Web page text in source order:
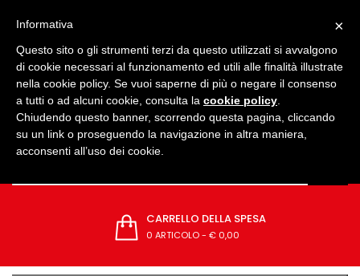
CARRELLO DELLA SPESA
0 ARTICOLO- € 0,00
×
Informativa
Questo sito o gli strumenti terzi da questo utilizzati si avvalgono
di cookie necessari al funzionamento ed utili alle finalità illustrate
nella cookie policy. Se vuoi saperne di più o negare il consenso
a tutti o ad alcuni cookie, consulta la cookie policy
Chiudendo questo banner, scorrendo questa pagina, cliccando
su un link o proseguendo la navigazione in altra maniera,
acconsenti all’uso dei cookie.